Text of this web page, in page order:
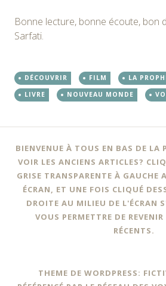
Bonne lecture, bonne écoute, bon
Sarfati.
DÉCOUVRIR FILM
LA
LIVRE
NOUVEAU MONDE
BIENVENUE À TOUS EN BAS DE LA
VOIR LES ANCIENS ARTICLES?
GRISE TRANSPARENTE À GAUCHE
ÉCRAN, ET UNE FOIS CLIQUÉ
DROITE AU MILIEU DE L'ÉCRAN
VOUS PERMETTRE DE
RÉCENTS.
THEME DE WORDPRESS: